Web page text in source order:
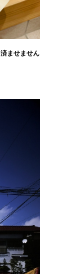
ませません